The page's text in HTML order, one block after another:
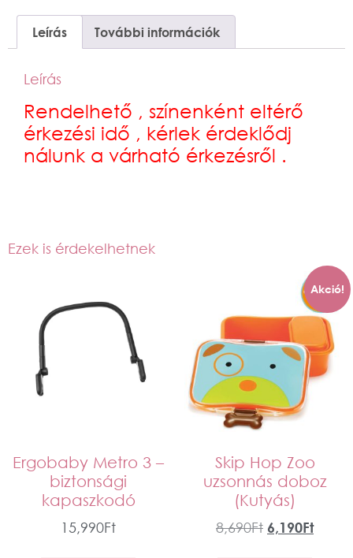
Leírás További információk
Leírás
Rendelhető , színenként eltérő
érkezési idő , kérlek érdeklődj
nálunk a várható érkezésről .
Ezek is érdekelhetnek
Ergobaby Metro 3 –
biztonsági
kapaszkodó
15,990Ft
Akció!
Skip Hop Zoo
uzsonnás doboz
(Kutyás)
8,690Ft 6,190Ft